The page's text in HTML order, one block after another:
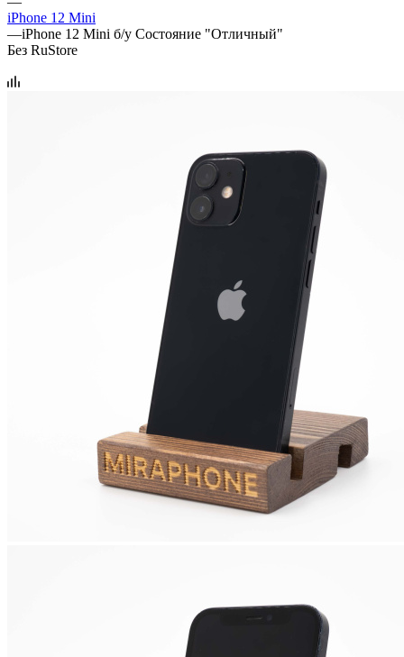
iPhone 12 Mini
—iPhone 12 Mini б/у Состояние "Отличный"
Без RuStore